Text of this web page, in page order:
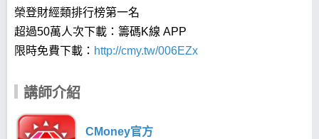
榮登財經類排行榜第一名
超過50萬人次下載：籌碼K線 APP
限時免費下載： http://cmy.tw/006EZx
講師介紹
CMoney官方